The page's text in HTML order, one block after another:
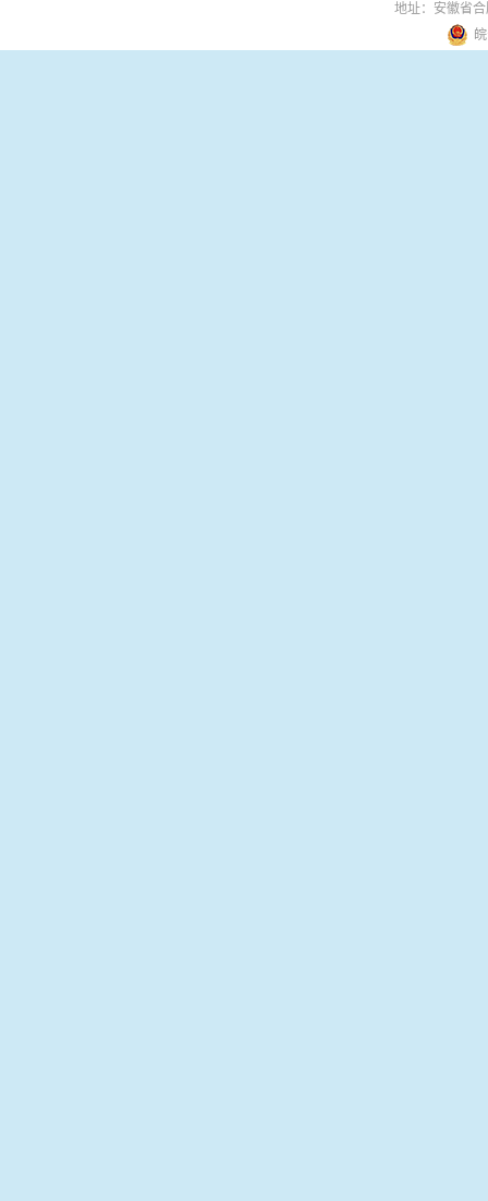
地址：安徽省